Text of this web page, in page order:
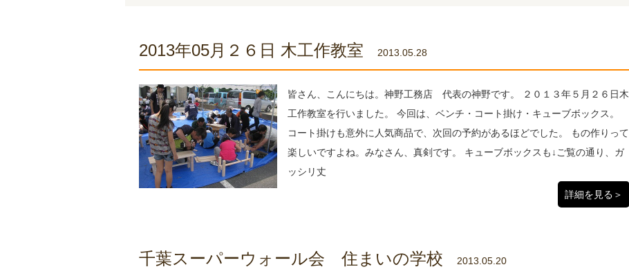
2013年05月２６日 木工作教室 2013.05.28
皆さん、こんにちは。神野工務店 代表の神野です。 ２０１３年５月２６日木
工作教室を行いました。 今回は、ベンチ・コート掛け・キューブボックス。
コート掛けも意外に人気商品で、次回の予約があるほどでした。 もの作りって
楽しいですよね。みなさん、真剣です。 キューブボックスも↓ご覧の通り、ガ
ッシリ丈
詳細を見る＞
千葉スーパーウォール会 住まいの学校 2013.05.20